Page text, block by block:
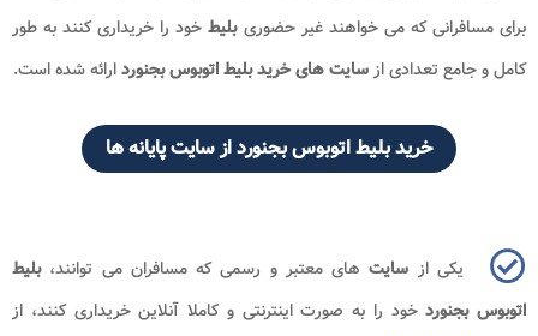
برای مسافرانی که می خواهند غیر حضوریبلیط خود را خریداری کنند به طور
کامل و جامع تعدادی ازسایت های خرید بلیط اتوبوس بجنوردارائه شده است.
خرید بلیط اتوبوس بجنورد از سایت پایانه ها
یکی از سایت های معتبر و رسمی که مسافران می توانند،بلیط
اتوبوس بجنوردخود را به صورت اینترنتی و کاملا آنلاین خریداری کنند، از